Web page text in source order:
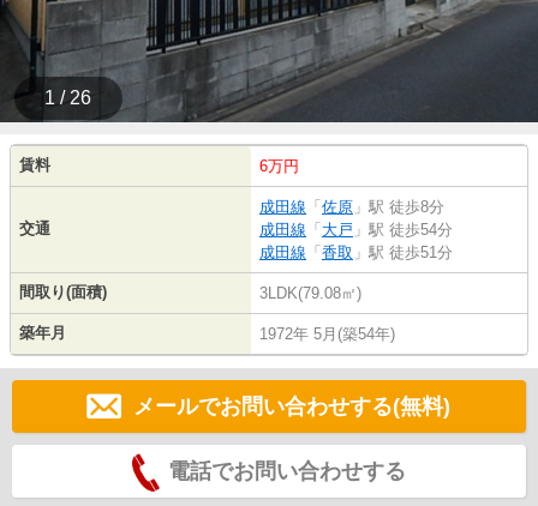
1 / 26
賃料 6万円
交通
成田線 「佐原 」駅 徒歩8分
成田線 「大戸 」駅 徒歩54分
成田線 「香取 」駅 徒歩51分
間取り(面積) 3LDK(79.08㎡)
築年月 1972年 5月(築54年)
メールでお問い合わせする(無料)
電話でお問い合わせする